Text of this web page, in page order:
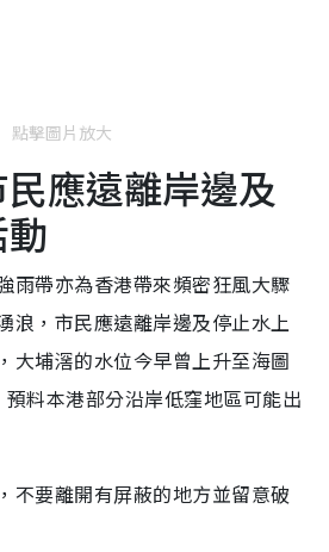
點擊圖片放大
應遠離岸邊及
雨帶亦為香港帶來頻密狂風大驟
浪，市民應遠離岸邊及停止水上
大埔滘的水位今早曾上升至海圖
料本港部分沿岸低窪地區可能出
不要離開有屏蔽的地方並留意破